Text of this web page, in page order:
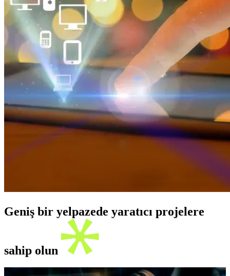
Geniş bir yelpazede yaratıcı projelere
sahip olun